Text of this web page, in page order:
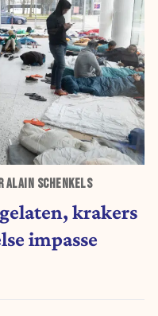
ALAIN SCHENKELS
krakers
impasse